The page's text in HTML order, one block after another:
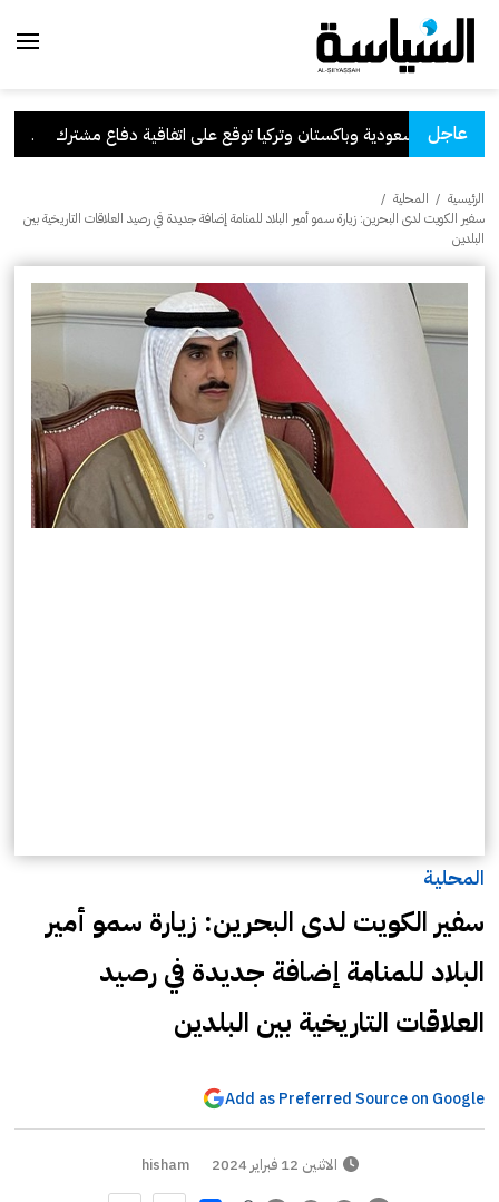
عاجلالسعودية وباكستان وتركيا توقع على اتفاقية دفاع مشترك .
الرئيسية / المحلية /
سفير الكويت لدى البحرين: زيارة سمو أمير البلاد للمنامة إضافة جديدة في رصيد العلاقات التاريخية بين
البلدين
المحلية
سفير الكويت لدى البحرين: زيارة سمو أمير
البلاد للمنامة إضافة جديدة في رصيد
العلاقات التاريخية بين البلدين
Add as Preferred Source on Google
الاثنين 12 فبراير 2024 hisham